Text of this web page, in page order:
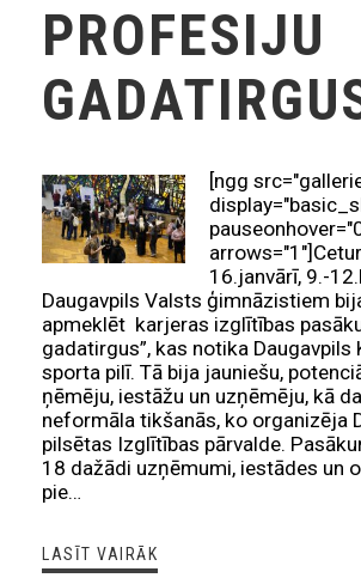
PROFESIJU
[ngg
16.janvārī, 9.-
Daugavpils Valsts ģimnāzistiem
apmeklēt karjeras izglītības
gadatirgus”, kas notika Daugavpils
sporta pilī. Tā bija jauniešu,
ņēmēju, iestāžu un uzņēmēju, kā
neformāla tikšanās, ko organizēja
pilsētas Izglītības pārvalde.
18 dažādi uzņēmumi, iestādes un
pie…
LASĪT VAIRĀK